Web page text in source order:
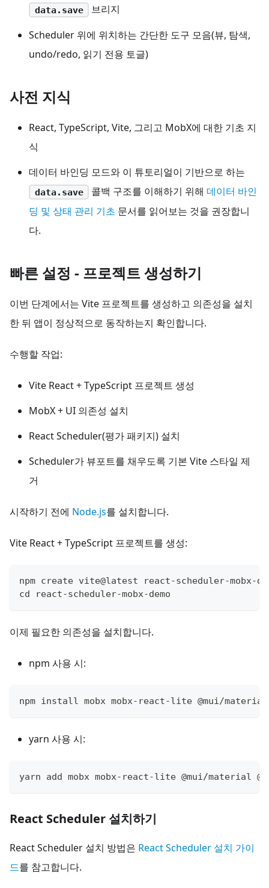
data.save
브리지
Scheduler 위에 위치하는 간단한 도구 모음(뷰, 탐색,
undo/redo, 읽기 전용 토글)
사전 지식
React, TypeScript, Vite, 그리고 MobX에 대한 기초 지
식
데이터 바인딩 모드와 이 튜토리얼이 기반으로 하는
data.save 콜백 구조를 이해하기 위해데이터 바인
딩 및 상태 관리 기초 문서를 읽어보는 것을 권장합니
다.
빠른 설정 - 프로젝트 생성하기
이번 단계에서는 Vite 프로젝트를 생성하고 의존성을 설치
한 뒤 앱이 정상적으로 동작하는지 확인합니다.
수행할 작업:
Vite React + TypeScript 프로젝트 생성
MobX + UI 의존성 설치
React Scheduler(평가 패키지) 설치
Scheduler가 뷰포트를 채우도록 기본 Vite 스타일 제
거
시작하기 전에 Node.js를 설치합니다.
Vite React + TypeScript 프로젝트를 생성:
npm create vite@latest react-scheduler-mobx-
cd react-scheduler-mobx-demo
이제 필요한 의존성을 설치합니다.
npm 사용 시:
npm install mobx mobx-react-lite @mui/
yarn 사용 시:
yarn add mobx mobx-react-lite @mui/material
React Scheduler 설치하기
React Scheduler 설치 방법은 React Scheduler 설치 가이
드를 참고합니다.